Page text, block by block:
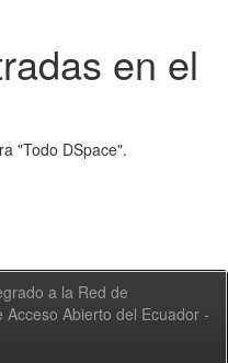
en el
"Todo DSpace".
a la Red de
Acceso Abierto del Ecuador -